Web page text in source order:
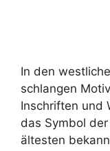
In den
schlangen
Inschriften und
das Symbol
ältesten